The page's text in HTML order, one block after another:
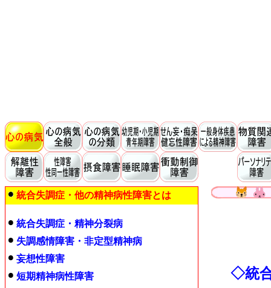
◇統
統合失調症・他の精神病性障害とは
統合失調症・精神分裂病
失調感情障害・非定型精神病
妄想性障害
短期精神病性障害